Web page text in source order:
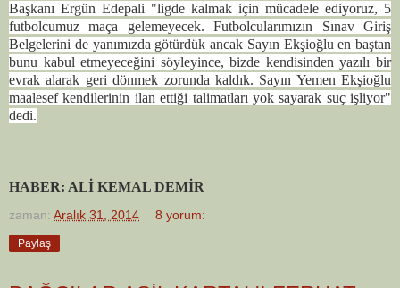
Başkanı Ergün Edepali "ligde kalmak için mücadele ediyoruz, 5
futbolcumuz maça gelemeyecek. Futbolcularımızın Sınav Giriş
Belgelerini de yanımızda götürdük ancak Sayın Ekşioğlu en baştan
bunu kabul etmeyeceğini söyleyince, bizde kendisinden yazılı bir
evrak alarak geri dönmek zorunda kaldık. Sayın Yemen Ekşioğlu
maalesef kendilerinin ilan ettiği talimatları yok sayarak suç işliyor"
dedi.
HABER: ALİ KEMAL DEMİR
zaman: Aralık 31, 2014 8 yorum:
Paylaş